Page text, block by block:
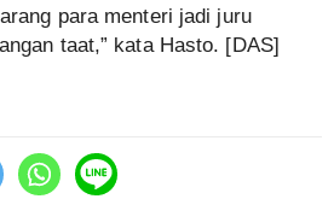
para menteri jadi juru
taat,” kata Hasto. [DAS]